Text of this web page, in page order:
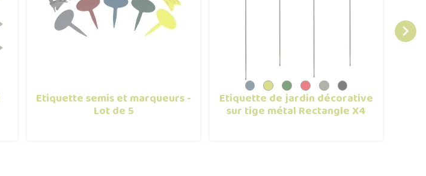
Etiquette semis et marqueurs -
Lot de 5
Etiquette de jardin décorative
sur tige métal Rectangle X4
